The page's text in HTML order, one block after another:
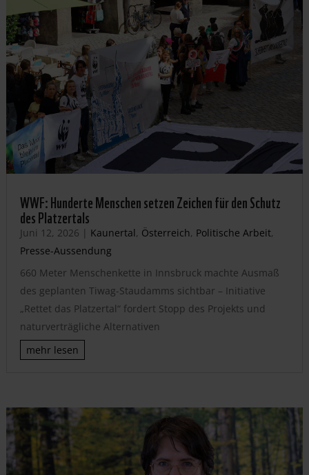
WWF: Hunderte Menschen setzen Zeichen für den Schutz
des Platzertals
Juni 12, 2026 | Kaunertal, Österreich, Politische Arbeit,
Presse-Aussendung
660 Meter Menschenkette in Innsbruck machte Ausmaß
des geplanten Tiwag-Staudamms sichtbar – Initiative
„Rettet das Platzertal“ fordert Stopp des Projekts und
naturverträgliche Alternativen
mehr lesen